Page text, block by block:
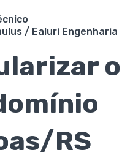
/ Ealuri Engenharia
o
RS